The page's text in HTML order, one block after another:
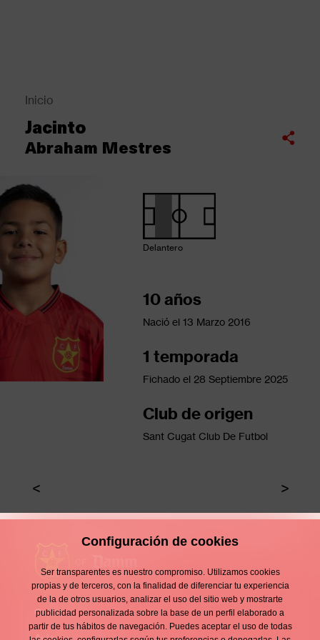
Sobrescribir
enlaces
de
a
la
navegación
Inicio
Jacinto
Abraham Mestres
Compartir
Delantero
10 años
Nació el 13 Marzo 2016
1 temporada
Fichado el 28 Septiembre 2025
Club de origen
Sant Cugat Club De Futbol
Enllaços
Contacto
Configuración de cookies
Ser transparentes es nuestro compromiso. Utilizamos cookies
propias y de terceros, con la finalidad de diferenciar tu experiencia
de la de otros usuarios, analizar el uso del sitio web y mostrarte
publicidad personalizada sobre la base de un perfil elaborado a
partir de tus hábitos de navegación. Puedes aceptar el uso de todas